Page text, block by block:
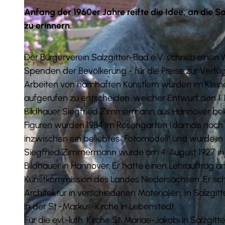
Anfang der 1960er Jahre reifte die Idee, an die
zu erinnern.
Der Bürgerverein Salzgitter-Bad e.V. schrieb
Spenden der Bevölkerung - für die Preise zur
Arbeiten von namhaften Künstlern wurden im
aufgerufen zu entscheiden, welcher Entwurf den
Bildhauer Siegfried Zimmermann aus Hannover
Figuren wurden 1984 im Rosengarten (damals
inzwischen ein beliebtes "Fotomodell" und wurde
Siegfried Zimmermann wurde am 4. August 1927
Bildhauer in Hannover. Er hatte einen Lehrauftrag
Kunstkommission des Landes Niedersachsen. Er
Architektur in verschiedenen Materialien. In
in der St.-Markus-Kirche in Lebenstedt.
Für die evl.-luth. Kirche St. Mariae-Jakobi in